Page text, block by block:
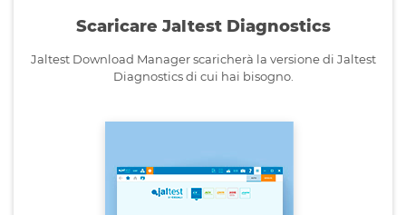
Scaricare Jaltest Diagnostics
Jaltest Download Manager scaricherà la versione di Jaltest
Diagnostics di cui hai bisogno.